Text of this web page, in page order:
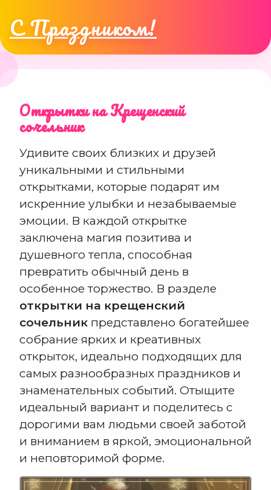
С Праздником!
Открытки на Крещенский
сочельник
Удивите своих близких и друзей
уникальными и стильными
открытками, которые подарят им
искренние улыбки и незабываемые
эмоции. В каждой открытке
заключена магия позитива и
душевного тепла, способная
превратить обычный день в
особенное торжество. В разделе
открытки на крещенский
сочельник представлено богатейшее
собрание ярких и креативных
открыток, идеально подходящих для
самых разнообразных праздников и
знаменательных событий. Отыщите
идеальный вариант и поделитесь с
дорогими вам людьми своей заботой
и вниманием в яркой, эмоциональной
и неповторимой форме.